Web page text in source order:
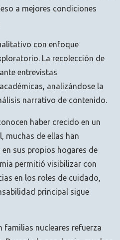
a mejores condiciones
con enfoque
La recolección de
entrevistas
analizándose la
narrativo de contenido.
haber crecido en un
muchas de ellas han
sus propios hogares de
permitió visibilizar con
en los roles de cuidado,
principal sigue
familias nucleares refuerza